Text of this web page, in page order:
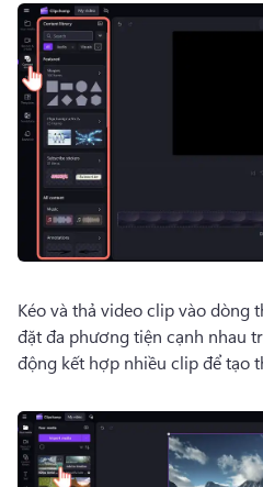
Kéo và thả video clip vào dòng
đặt đa phương tiện cạnh nhau
động kết hợp nhiều clip để tạo